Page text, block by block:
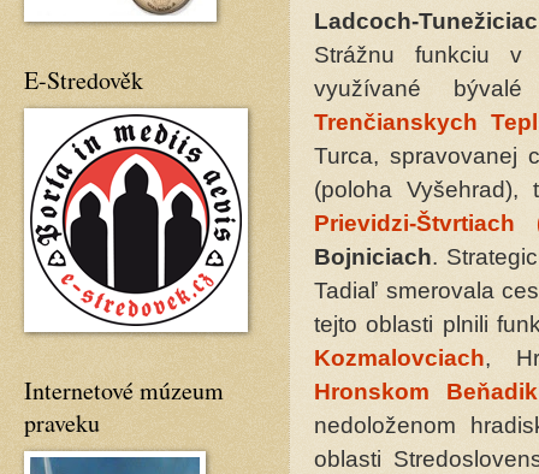
Ladcoch-
Strážnu funkciu v
využívané
Trenčianskych
Turca, spravovanej
(poloha
Prievidzi-Štvrtiach
Bojniciach.
Tadiaľ smerovala
tejto oblasti plnili
Kozmalovciach,
Hronskom
nedoloženom
oblasti
E-Stredověk
Internetové múzeum
praveku